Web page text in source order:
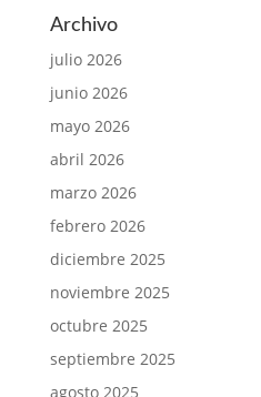
Archivo
julio 2026
junio 2026
mayo 2026
abril 2026
marzo 2026
febrero 2026
diciembre 2025
noviembre 2025
octubre 2025
septiembre 2025
agosto 2025